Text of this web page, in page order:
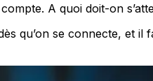
A quoi doit-on
qu’on se connecte, et